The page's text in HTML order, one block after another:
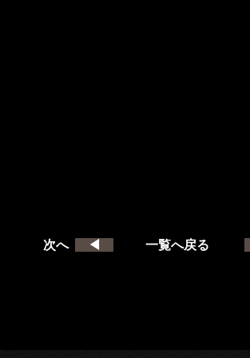
次へ ◀ 一覧へ戻る